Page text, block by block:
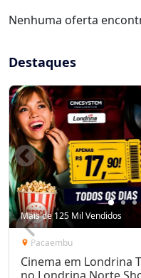
Nenhuma oferta
Destaques
Mais de 125 Mil Vendidos
location_on Pacaembu
Cinema em Londrina
no Londrina Norte